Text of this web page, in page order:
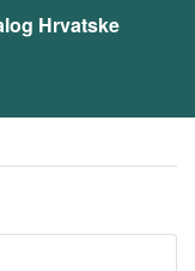
Hrvatske